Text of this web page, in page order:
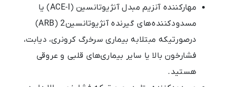
مهارکننده‌ آنزیم مبدل آنژیوتانسین (ACE-I) یا
مسدودکننده‌های گیرنده آنژیوتانسین2 (ARB)
درصورتیکه مبتلابه بیماری سرخرگ کرونری، دیابت،
فشارخون بالا یا سایر بیماری‌های قلبی و عروقی
هستید.